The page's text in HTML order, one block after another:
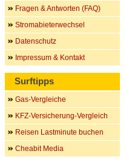
Fragen & Antworten (FAQ)
Stromabieterwechsel
Datenschutz
Impressum & Kontakt
Surftipps
Gas-Vergleiche
KFZ-Versicherung-Vergleich
Reisen Lastminute buchen
Cheabit Media